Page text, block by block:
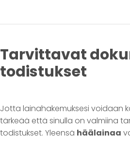
Tarvittavat
todistukset
Jotta lainahakemuksesi voidaan
tärkeää että sinulla on valmiina
todistukset. Yleensä häälainaa